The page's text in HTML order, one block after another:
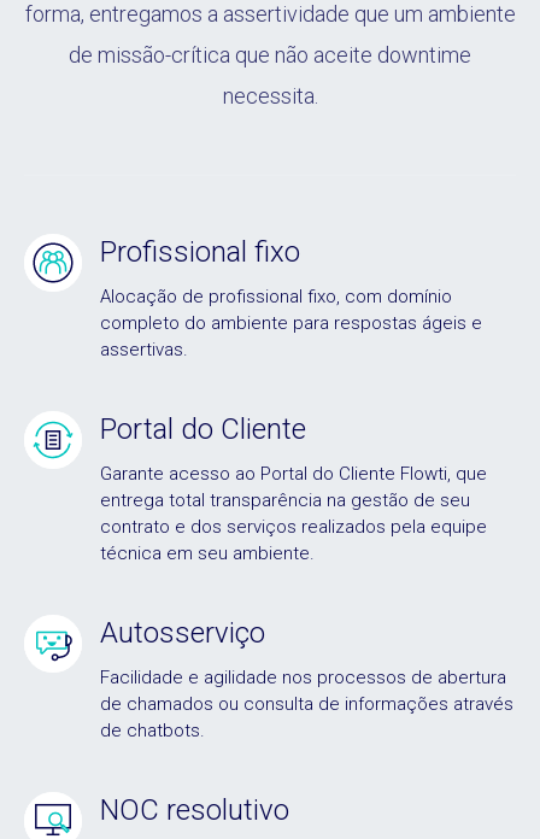
forma, entregamos a assertividade que um ambiente
de missão-crítica que não aceite downtime
necessita.
Profissional fixo
Alocação de profissional fixo, com domínio
completo do ambiente para respostas ágeis e
assertivas.
Portal do Cliente
Garante acesso ao Portal do Cliente Flowti, que
entrega total transparência na gestão de seu
contrato e dos serviços realizados pela equipe
técnica em seu ambiente.
Autosserviço
Facilidade e agilidade nos processos de abertura
de chamados ou consulta de informações através
de chatbots.
NOC resolutivo